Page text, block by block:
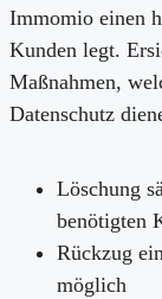
Immomio einen
Kunden legt.
Maßnahmen,
Datenschutz
Löschung
benötigten
Rückzug
möglich